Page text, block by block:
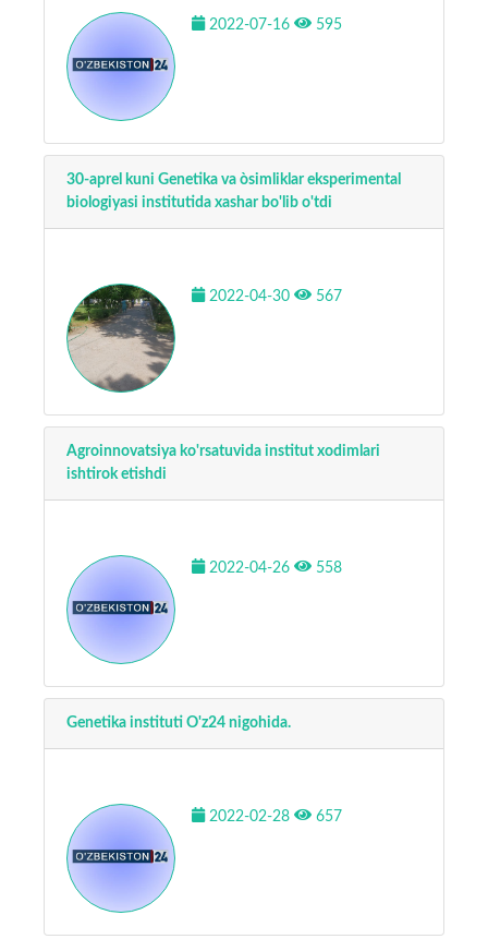
2022-07-16 595
30-aprel kuni Genetika va òsimliklar eksperimental
biologiyasi institutida xashar bo'lib o'tdi
2022-04-30 567
Agroinnovatsiya ko'rsatuvida institut xodimlari
ishtirok etishdi
2022-04-26 558
Genetika instituti O'z24 nigohida.
2022-02-28 657